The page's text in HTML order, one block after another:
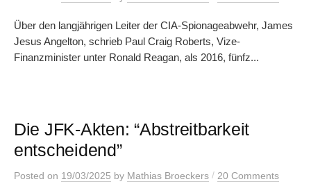
Über den langjährigen Leiter der CIA-Spionageabwehr, James
Jesus Angelton, schrieb Paul Craig Roberts, Vize-
Finanzminister unter Ronald Reagan, als 2016, fünfz...
Die JFK-Akten: “Abstreitbarkeit
entscheidend”
Posted on 19/03/2025 by Mathias Broeckers / 20 Comments